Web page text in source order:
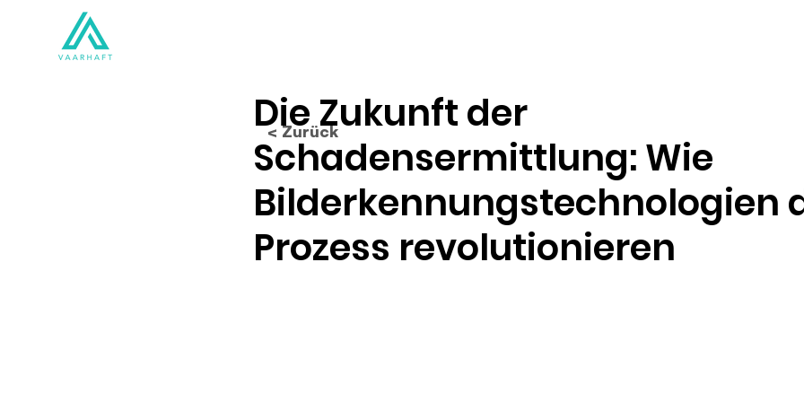
Die Zukunft der
Schadensermittlung: Wie
Bilderkennungstechnologien
Prozess revolutionieren
< Zurück